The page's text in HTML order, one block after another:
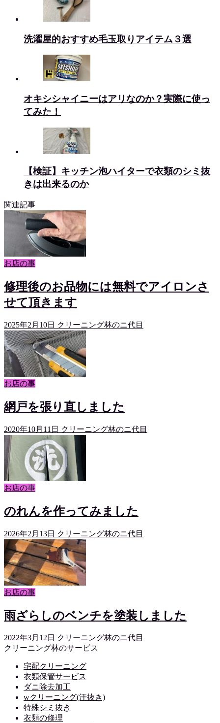
洗濯屋的おすすめ毛玉取りアイテム３選
オキシシャイニーはアリなのか？実際に使っ
てみた！
【検証】キッチン泡ハイターで衣類のシミ抜
きは出来るのか
関連記事
お店の事
修理後のお品物には無料でアイロンさ
せて頂きます
2025年2月10日 クリーニング林のニ代目
お店の事
網戸を張り直しました
2020年10月11日 クリーニング林のニ代目
お店の事
のれんを作ってみました
2026年2月13日 クリーニング林のニ代目
お店の事
雨ざらしのベンチを塗装しました
2022年3月12日 クリーニング林のニ代目
クリーニング林のサービス
宅配クリーニング
衣類保管サービス
ダニ除去加工
wクリーニング(汗抜き)
特殊シミ抜き
衣類の修理